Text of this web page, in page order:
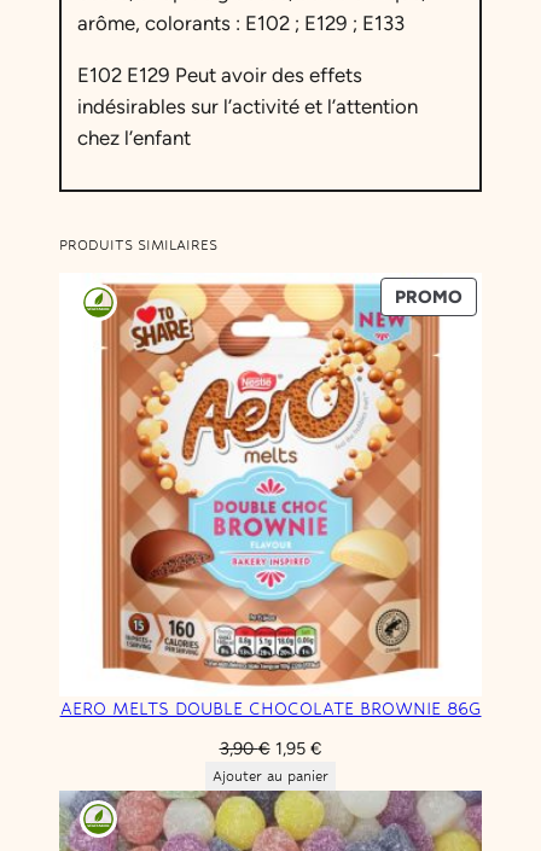
e
t
t
e
r
n
B
r
e
w
arôme, colorants : E102 ; E129 ; E133
E102 E129 Peut avoir des effets
indésirables sur l’activité et l’attention
chez l’enfant
PRODUITS SIMILAIRES
PROMOPRODUIT
EN
AERO MELTS DOUBLE CHOCOLATE BROWNIE 86G
3,90€ Le
prix
initial
était :
1,95 €Le
prix
actuel
est :
Ajouter au panier